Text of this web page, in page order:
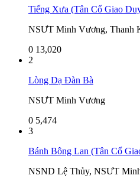
Tiếng Xưa (Tân Cổ Giao
NSƯT Minh Vương, Thanh
0 13,020
2
Lòng Dạ Đàn Bà
NSƯT Minh Vương
0 5,474
3
Bánh Bông Lan (Tân Cổ
NSND Lệ Thủy, NSƯT